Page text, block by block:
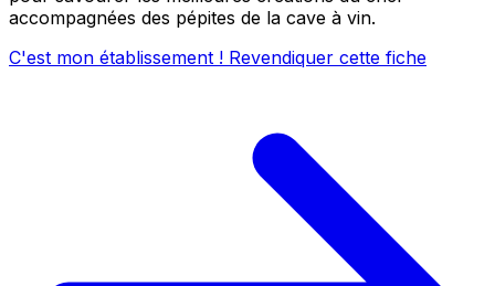
accompagnées des pépites de la cave à vin.
C'est mon établissement ! Revendiquer cette fiche